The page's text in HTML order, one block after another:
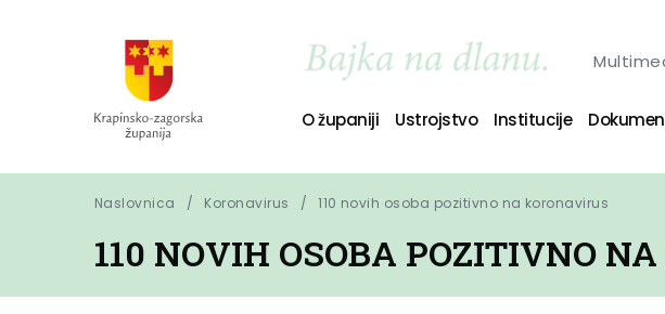
O županiji Ustrojstvo Institucije
Naslovnica Koronavirus 110 novih osoba pozitivno na koronavirus
110 NOVIH OSOBA POZITIVNO